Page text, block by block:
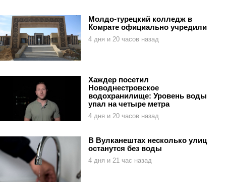
Молдо-турецкий колледж в
Комрате официально учредили
4 дня и 20 часов назад
Хаждер посетил
Новоднестровское
водохранилище: Уровень воды
упал на четыре метра
4 дня и 20 часов назад
В Вулканештах несколько улиц
останутся без воды
4 дня и 21 час назад